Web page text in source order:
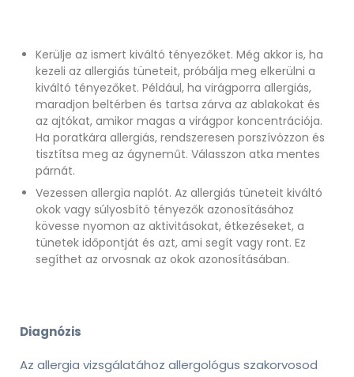
Kerülje az ismert kiváltó tényezőket. Még akkor is, ha
kezeli az allergiás tüneteit, próbálja meg elkerülni a
kiváltó tényezőket. Például, ha virágporra allergiás,
maradjon beltérben és tartsa zárva az ablakokat és
az ajtókat, amikor magas a virágpor koncentrációja.
Ha poratkára allergiás, rendszeresen porszívózzon és
tisztítsa meg az ágyneműt. Válasszon atka mentes
párnát.
Vezessen allergia naplót. Az allergiás tüneteit kiváltó
okok vagy súlyosbító tényezők azonosításához
kövesse nyomon az aktivitásokat, étkezéseket, a
tünetek időpontját és azt, ami segít vagy ront. Ez
segíthet az orvosnak az okok azonosításában.
Diagnózis
Az allergia vizsgálatához allergológus szakorvosod